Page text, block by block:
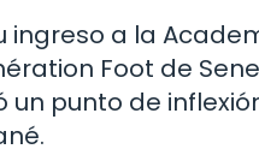
ingreso a la
Foot de
un punto de